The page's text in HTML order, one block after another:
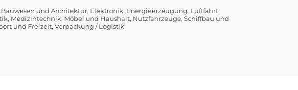
Bauwesen und Architektur Elektronik Energieerzeugung Luftfahrt
Medizintechnik Möbel und Haushalt Nutzfahrzeuge Schiffbau und
und Freizeit Verpackung / Logistik